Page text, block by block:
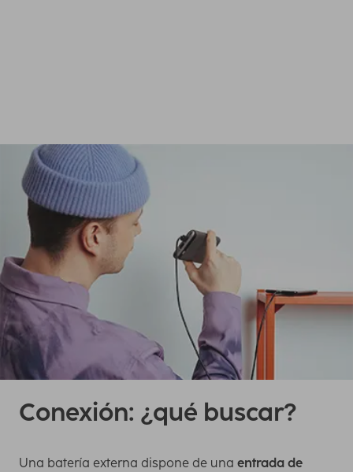
Conexión: ¿qué buscar?
Una batería externa dispone de una entrada de